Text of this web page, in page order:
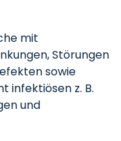
mit
Störungen
sowie
infektiösen z. B.
und